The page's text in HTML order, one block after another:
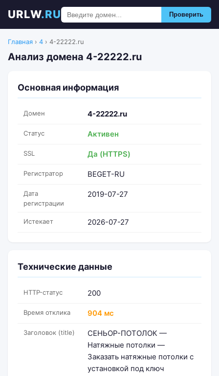
URLW.RU Проверить
Главная › 4 › 4-22222.ru
Анализ домена 4-22222.ru
Основная информация
Домен 4-22222.ru
Статус Активен
SSL Да (HTTPS)
Регистратор BEGET-RU
Дата
регистрации
2019-07-27
Истекает 2026-07-27
Технические данные
HTTP-статус 200
Время отклика 904 мс
Заголовок (title)
СЕНЬОР-ПОТОЛОК —
Натяжные потолки —
Заказать натяжные потолки с
установкой под ключ